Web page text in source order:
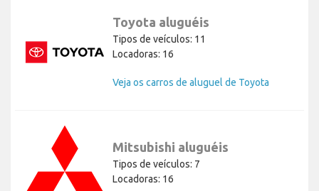
Toyota aluguéis
Tipos de veículos: 11
Locadoras: 16
Veja os carros de aluguel de Toyota
Mitsubishi aluguéis
Tipos de veículos: 7
Locadoras: 16